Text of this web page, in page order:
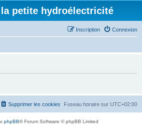
petite hydroélectricité
Connexion
Inscription
Fuseau horaire sur UTC+02:00
Supprimer les cookies
phpBB® Forum Software © phpBB Limited